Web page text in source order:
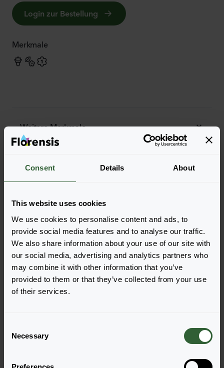
Consent Details About
This website uses cookies
We use cookies to personalise content and ads, to
provide social media features and to analyse our traffic.
We also share information about your use of our site with
our social media, advertising and analytics partners who
may combine it with other information that you’ve
provided to them or that they’ve collected from your use
of their services.
Necessary
Login zur Bestellung
Merkmale
Weitere Merkmale
Weitere Informationen
Bestellen Sie die
Legen Sie die Artikel ganz einfach in Ihren Warenkorb,
indem Sie auf eine Produktform der gewünschten
Sorten klicken. Sobald Sie die Artikel hinzugefügt
haben, wird Ihr Warenkorb unten angezeigt.
Alle Verfügbarkeiten anzeigen